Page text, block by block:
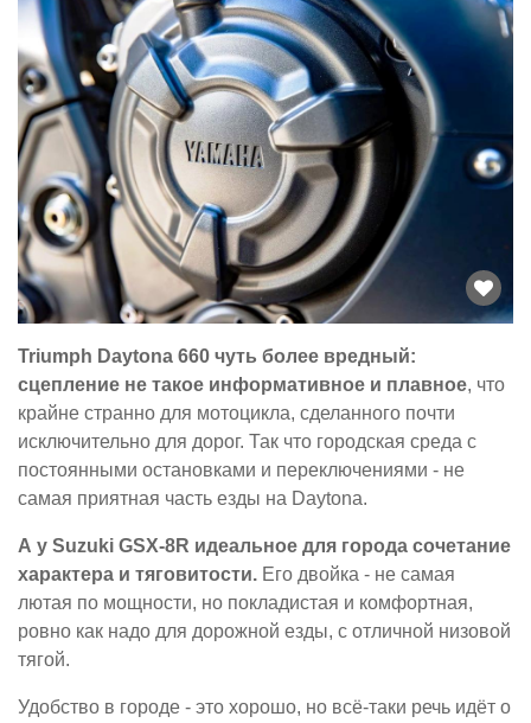
Triumph Daytona 660 чуть более вредный:
сцепление не такое информативное и плавное, что
крайне странно для мотоцикла, сделанного почти
исключительно для дорог. Так что городская среда с
постоянными остановками и переключениями - не
самая приятная часть езды на Daytona.
А у Suzuki GSX-8R идеальное для города сочетание
характера и тяговитости. Его двойка - не самая
лютая по мощности, но покладистая и комфортная,
ровно как надо для дорожной езды, с отличной низовой
тягой.
Удобство в городе - это хорошо, но всё-таки речь идёт о